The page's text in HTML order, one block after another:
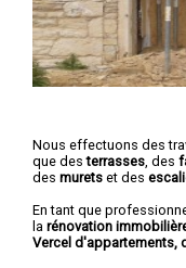
Nous effectuons des
que desterrasses , des
des murets et des
En tant que
la rénovation
Vercel d'appartements,